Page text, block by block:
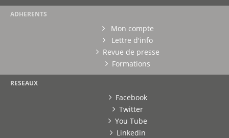
ADHERENTS
Mon compte
Lettre d'info
Revue de presse
Formations
RESEAUX
Facebook
Twitter
You Tube
Linkedin